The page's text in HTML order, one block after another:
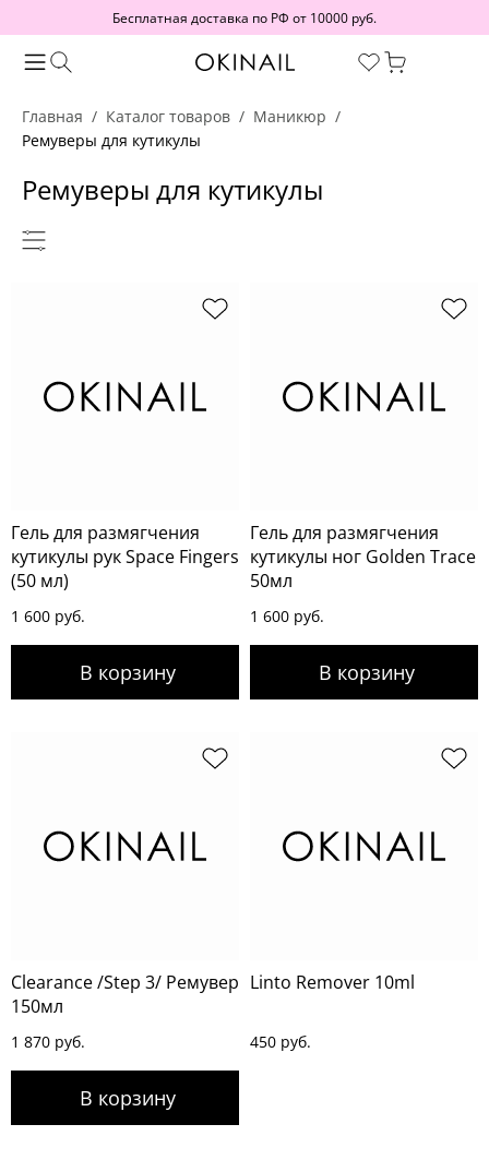
Бесплатная доставка по РФ от 10000 руб.
Главная Каталог товаров
Маникюр
Ремуверы для кутикулы
Ремуверы для кутикулы
Гель для размягчения
кутикулы рук Space Fingers
(50 мл)
1 600 руб.
Гель для размягчения
кутикулы ног Golden Trace
50мл
1 600 руб.
Clearance /Step 3/ Ремувер
150мл
1 870 руб.
Linto Remover 10ml
450 руб.